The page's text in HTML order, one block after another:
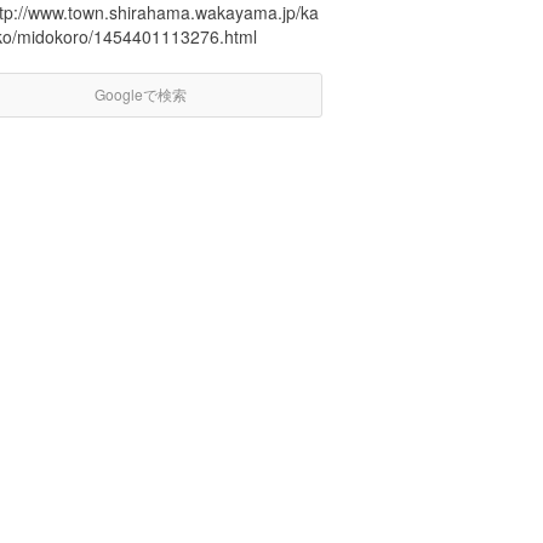
www.town.shirahama.wakayama.jp/ka
midokoro/1454401113276.html
Googleで検索